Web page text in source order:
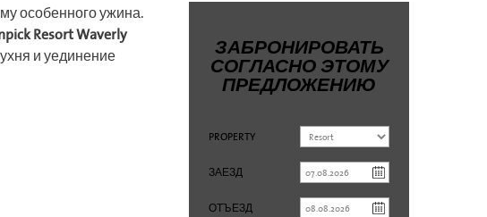
особенного ужина.
Resort Waverly
и уединение
ЗАБРОНИРОВАТЬ
СОГЛАСНО ЭТОМУ
ПРЕДЛОЖЕНИЮ
PROPERTY
ЗАЕЗД
ОТЪЕЗД